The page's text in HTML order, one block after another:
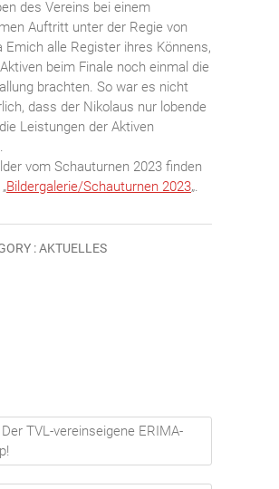
des Vereins bei einem
Auftritt unter der Regie von
Emich alle Register ihres Könnens,
beim Finale noch einmal die
brachten. So war es nicht
dass der Nikolaus nur lobende
Leistungen der Aktiven
vom Schauturnen 2023 finden
Bildergalerie/Schauturnen 2023„.
:AKTUELLES
Der TVL-vereinseigene ERIMA-